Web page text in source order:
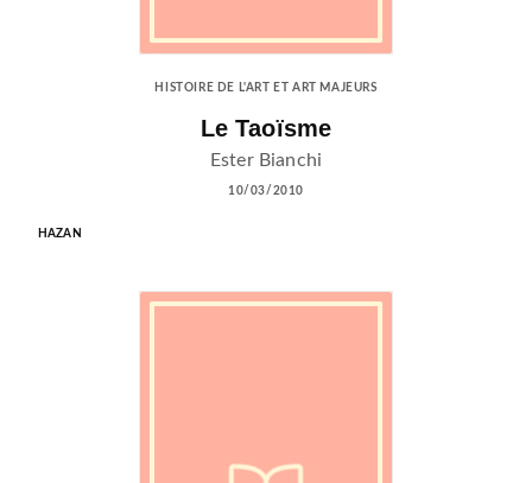
HISTOIRE DE L'ART ET ART MAJEURS
Le Taoïsme
Ester Bianchi
10/03/2010
HAZAN